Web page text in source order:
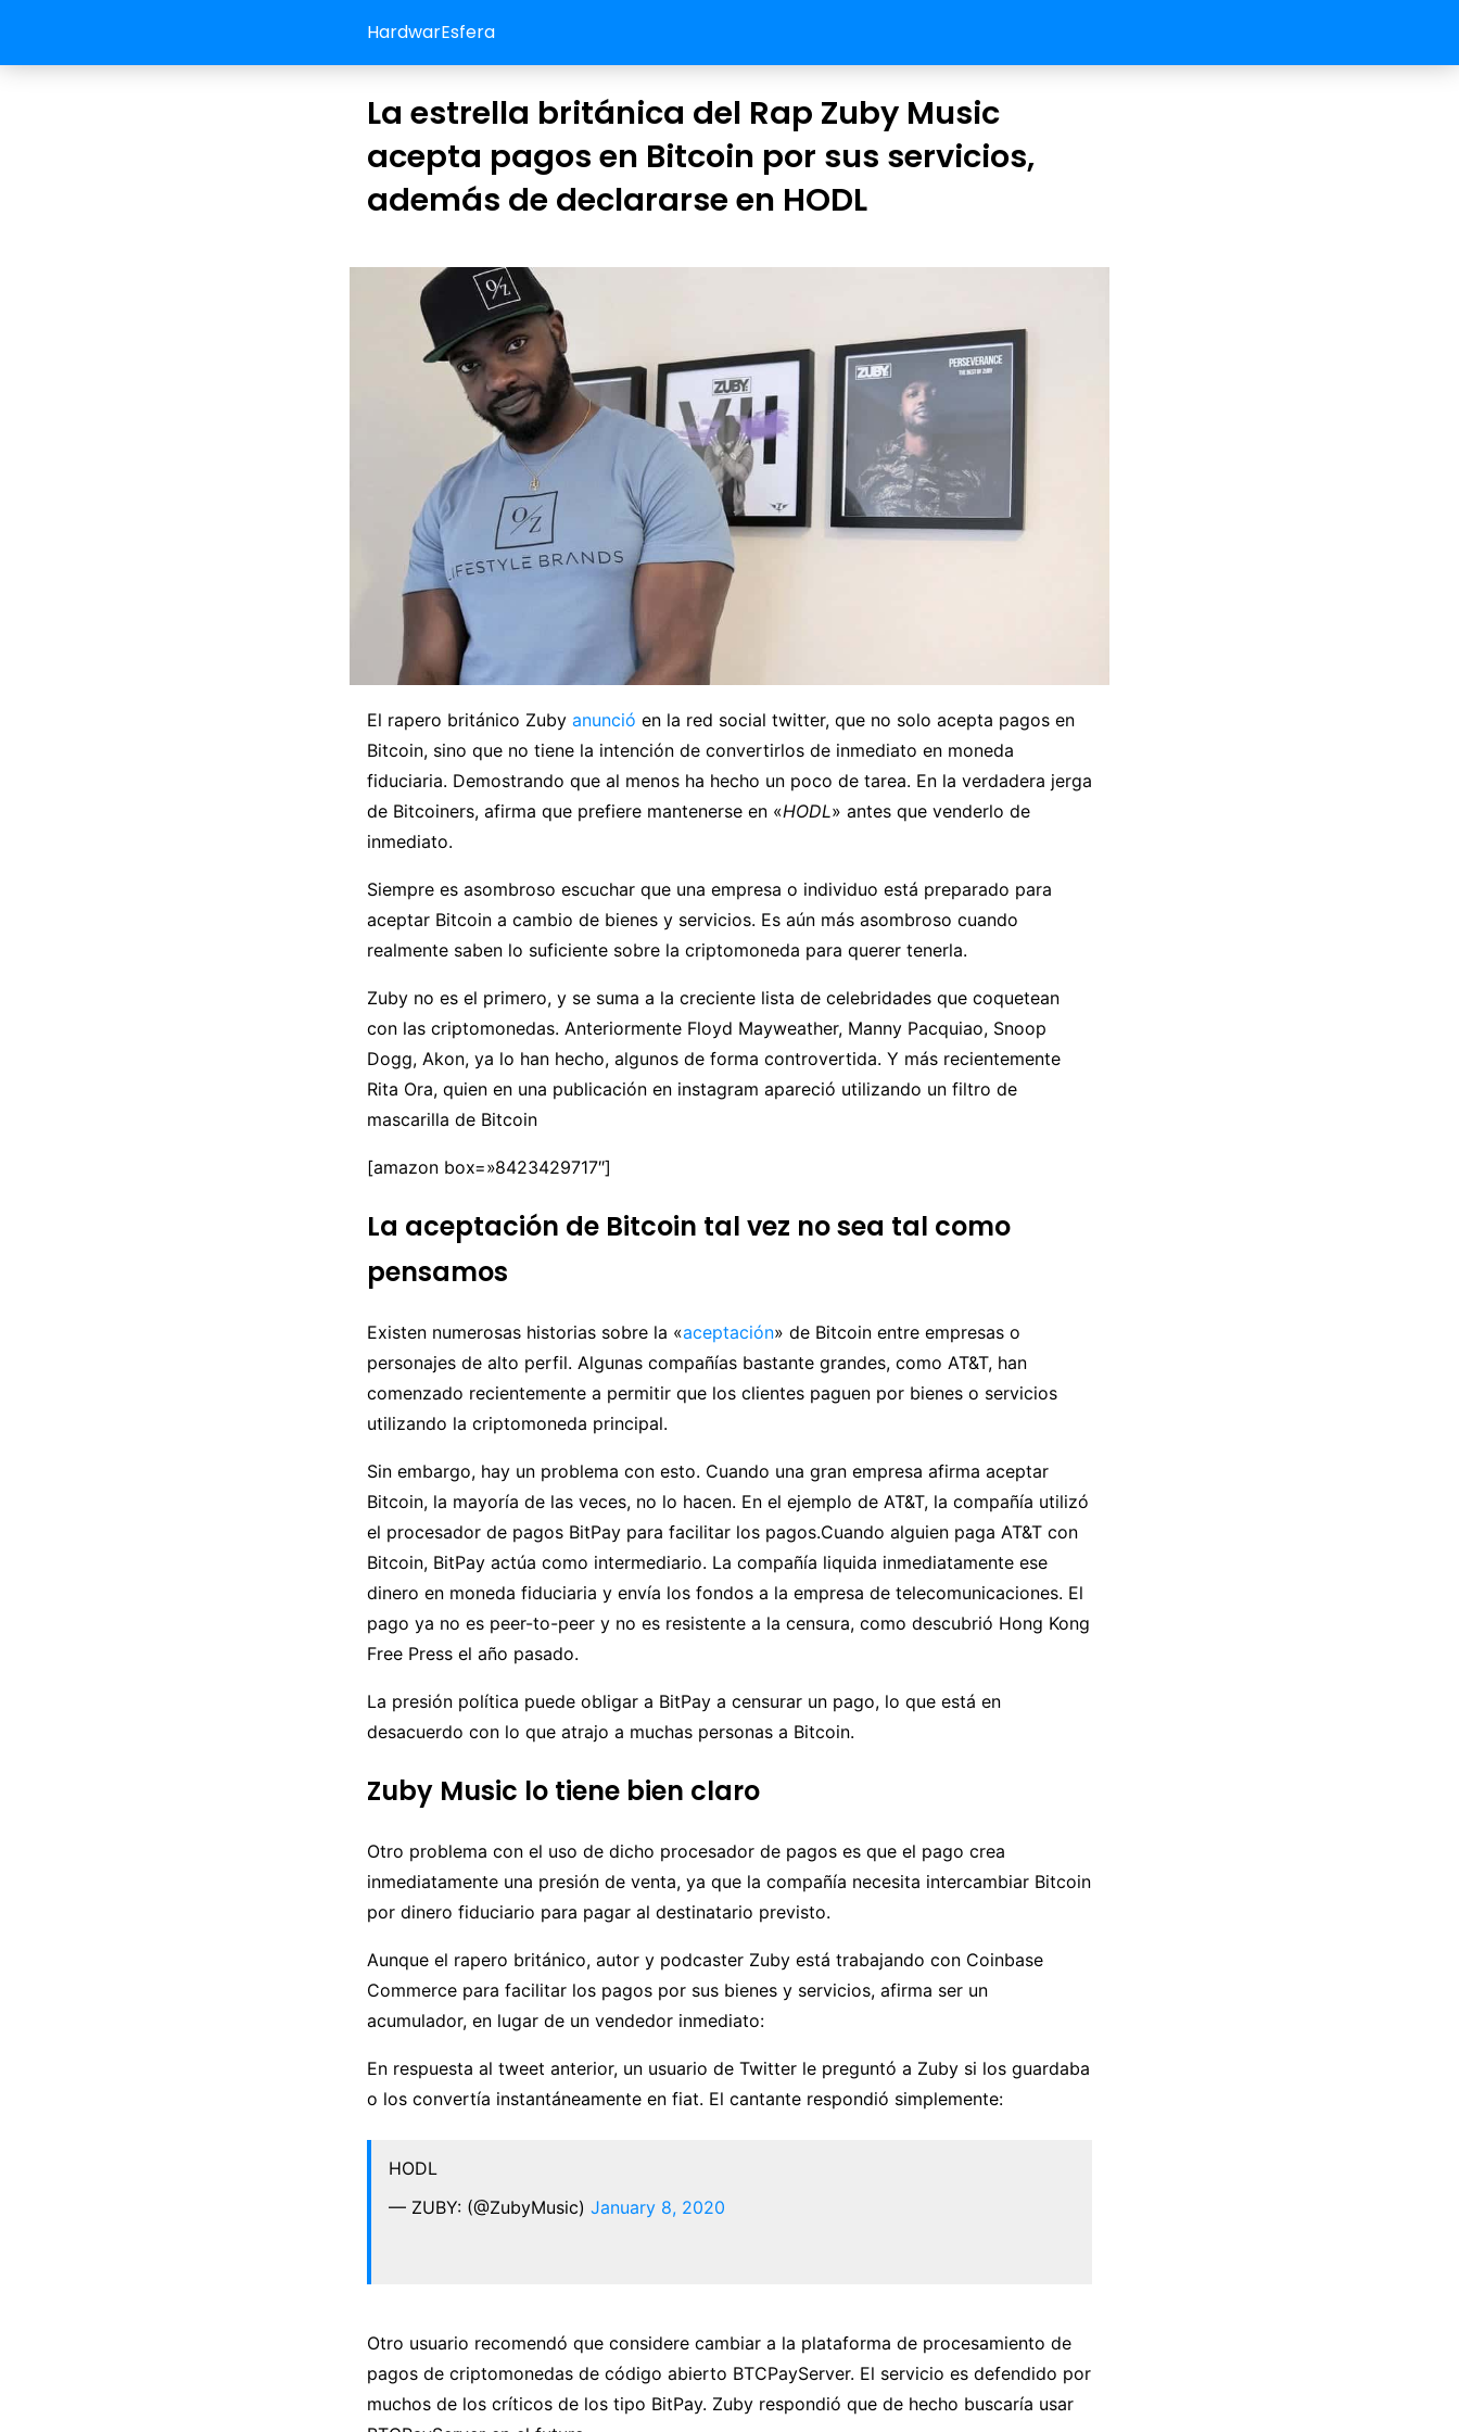
HardwarEsfera
La estrella británica del Rap Zuby Music
acepta pagos en Bitcoin por sus servicios,
además de declararse en HODL
El rapero británico Zuby anunció en la red social twitter, que no solo acepta pagos en
Bitcoin, sino que no tiene la intención de convertirlos de inmediato en moneda
fiduciaria. Demostrando que al menos ha hecho un poco de tarea. En la verdadera jerga
de Bitcoiners, afirma que prefiere mantenerse en «HODL» antes que venderlo de
inmediato.
Siempre es asombroso escuchar que una empresa o individuo está preparado para
aceptar Bitcoin a cambio de bienes y servicios. Es aún más asombroso cuando
realmente saben lo suficiente sobre la criptomoneda para querer tenerla.
Zuby no es el primero, y se suma a la creciente lista de celebridades que coquetean
con las criptomonedas. Anteriormente Floyd Mayweather, Manny Pacquiao, Snoop
Dogg, Akon, ya lo han hecho, algunos de forma controvertida. Y más recientemente
Rita Ora, quien en una publicación en instagram apareció utilizando un filtro de
mascarilla de Bitcoin
[amazon box=»8423429717″]
La aceptación de Bitcoin tal vez no sea tal como
pensamos
Existen numerosas historias sobre la «aceptación» de Bitcoin entre empresas o
personajes de alto perfil. Algunas compañías bastante grandes, como AT&T, han
comenzado recientemente a permitir que los clientes paguen por bienes o servicios
utilizando la criptomoneda principal.
Sin embargo, hay un problema con esto. Cuando una gran empresa afirma aceptar
Bitcoin, la mayoría de las veces, no lo hacen. En el ejemplo de AT&T, la compañía utilizó
el procesador de pagos BitPay para facilitar los pagos.Cuando alguien paga AT&T con
Bitcoin, BitPay actúa como intermediario. La compañía liquida inmediatamente ese
dinero en moneda fiduciaria y envía los fondos a la empresa de telecomunicaciones. El
pago ya no es peer-to-peer y no es resistente a la censura, como descubrió Hong Kong
Free Press el año pasado.
La presión política puede obligar a BitPay a censurar un pago, lo que está en
desacuerdo con lo que atrajo a muchas personas a Bitcoin.
Zuby Music lo tiene bien claro
Otro problema con el uso de dicho procesador de pagos es que el pago crea
inmediatamente una presión de venta, ya que la compañía necesita intercambiar Bitcoin
por dinero fiduciario para pagar al destinatario previsto.
Aunque el rapero británico, autor y podcaster Zuby está trabajando con Coinbase
Commerce para facilitar los pagos por sus bienes y servicios, afirma ser un
acumulador, en lugar de un vendedor inmediato:
En respuesta al tweet anterior, un usuario de Twitter le preguntó a Zuby si los guardaba
o los convertía instantáneamente en fiat. El cantante respondió simplemente:
HODL
— ZUBY: (@ZubyMusic) January 8, 2020
Otro usuario recomendó que considere cambiar a la plataforma de procesamiento de
pagos de criptomonedas de código abierto BTCPayServer. El servicio es defendido por
muchos de los críticos de los tipo BitPay. Zuby respondió que de hecho buscaría usar